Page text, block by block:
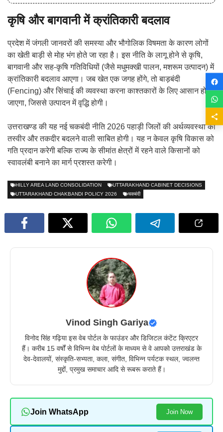
कृषि और बागवानी में क्रांतिकारी बदलाव
प्रदेश में जंगली जानवरों की समस्या और भौगोलिक विषमता के कारण लोगों
का खेती बाड़ी से मोह भंग होते जा रहा है। इस नीति के लागू होने से कृषि,
बागवानी और सह-कृषि गतिविधियों (जैसे मधुमक्खी पालन, मशरूम उत्पादन) में
क्रांतिकारी बदलाव आएगा। जब खेत एक जगह होंगे, तो बाड़बंदी
(Fencing) और सिंचाई की व्यवस्था करना काश्तकारों के लिए आसान हो
जाएगा, जिससे उत्पादन में वृद्धि होगी।
उत्तराखण्ड की यह नई चकबंदी नीति 2026 पहाड़ी जिलों की अर्थव्यवस्था की
तस्वीर और तकदीर बदलने वाली साबित होगी। यह न केवल कृषि विकास को
गति प्रदान करेगी बल्कि राज्य के सीमांत क्षेत्रों में रहने वाले किसानों को
स्वावलंबी बनाने का मार्ग प्रशस्त करेगी।
HILLY AREA LAND CONSOLIDATION
UTTARAKHAND CABINET DECISIONS
UTTARAKHAND CHAKBANDI POLICY 2026
चकबंदी
Vinod Singh Gariya
विनोद सिंह गढ़िया इस वेब पोर्टल के फाउंडर और डिजिटल कंटेंट क्रिएटर
हैं। करीब 15 वर्षों से विभिन्न वेब पोर्टलों के माध्यम से वे आपको उत्तराखंड के
देव-देवालयों, संस्कृति-सभ्यता, कला, संगीत, विभिन्न पर्यटक स्थल, ज्वलन्त
मुद्दों, प्रमुख समाचार आदि से रूबरू कराते हैं।
Join WhatsApp Join Now